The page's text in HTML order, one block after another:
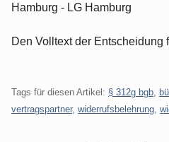
Hamburg - LG Hamburg
Den Volltext der Entscheidung
Tags für diesen Artikel: § 312g bgb
vertragspartner, widerrufsbelehrung